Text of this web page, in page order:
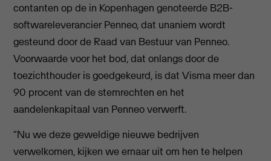
contanten op de in Kopenhagen genoteerde B2B-
softwareleverancier Penneo, dat unaniem wordt
gesteund door de Raad van Bestuur van Penneo.
Voorwaarde voor het bod, dat onlangs door de
toezichthouder is goedgekeurd, is dat Visma meer dan
90 procent van de stemrechten en het
aandelenkapitaal van Penneo verwerft.
“Nu we deze geweldige nieuwe bedrijven
verwelkomen, kijken we ernaar uit om hen te helpen